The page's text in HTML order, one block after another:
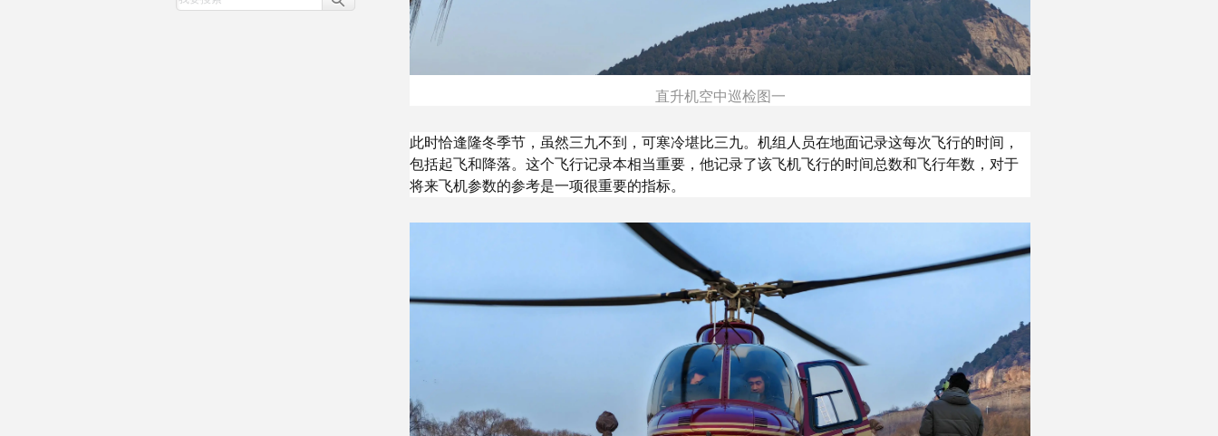
直升机空中巡检图一
此时恰逢隆冬季节，虽然三九不到，可寒冷堪比三九。机组人员在地面记录这每次飞行的时间，
包括起飞和降落。这个飞行记录本相当重要，他记录了该飞机飞行的时间总数和飞行年数，对于
将来飞机参数的参考是一项很重要的指标。